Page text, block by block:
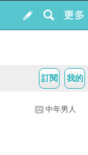
我的
訂閱
中年男人